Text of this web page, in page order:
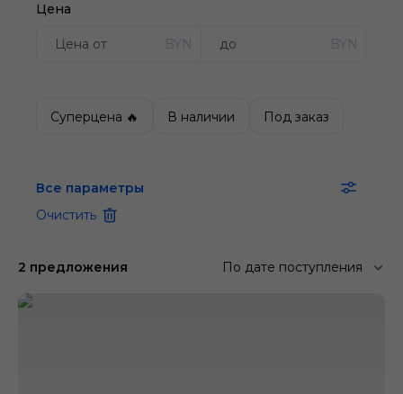
Цена
BYN BYN
Суперцена 🔥 В наличии Под заказ
Все параметры
Очистить
2 предложения По дате поступления